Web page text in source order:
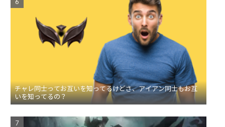
チャレ同士ってお互いを知ってるけどさ、アイアン同士もお互
いを知ってるの？